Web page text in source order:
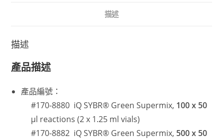
描述
描述
產品描述
產品編號：
#170-8880 iQ SYBR® Green Supermix, 100 x 50
μl reactions (2 x 1.25 ml vials)
#170-8882 iQ SYBR® Green Supermix, 500 x 50